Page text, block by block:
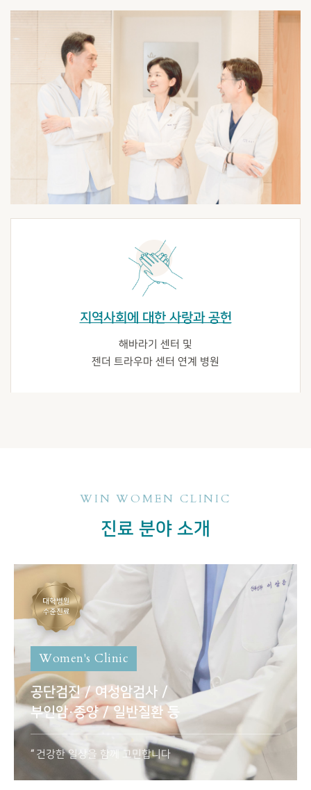
지역사회에 대한 사랑과 공헌
해바라기 센터 및
젠더 트라우마 센터 연계 병원
WIN WOMEN CLINIC
진료 분야 소개
Women's Clinic
공단검진 / 여성암검사 /
부인암·종양 / 일반질환 등
건강한 일상을 함께 고민합니다